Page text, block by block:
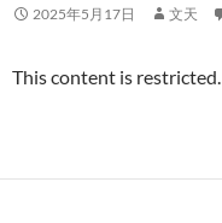
2025年5月17日 文天
This content is restricted.